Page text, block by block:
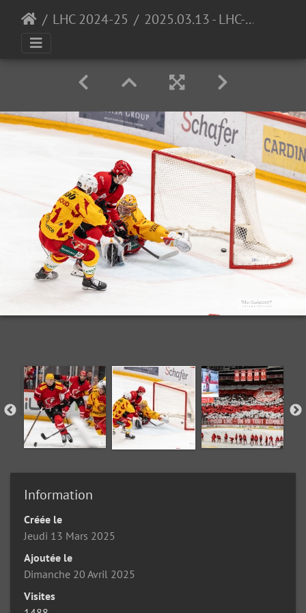
LHC 2024-25 2025.03.13 - LHC-SCLT PO14 01 3270
Information
Créée le
Jeudi 13 Mars 2025
Ajoutée le
Dimanche 20 Avril 2025
Visites